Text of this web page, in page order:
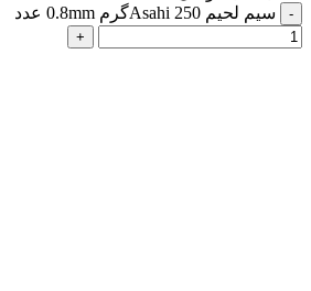
سیم لحیم Asahi 250گرم 0.8mm عدد